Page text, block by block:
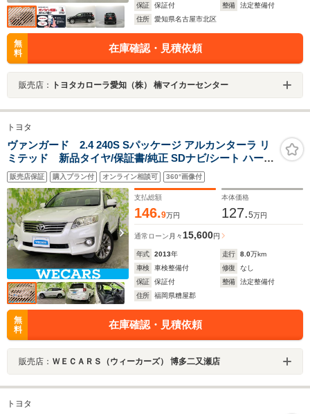
保証
保証付 整備
法定整備付
住所
愛知県名古屋市北区
無
料
在庫確認・見積依頼
販売店： トヨタカローラ愛知（株） 楠マイカーセンター
トヨタ
ヴァンガード 2.4 240S Sパッケージ アルカンターラ リ
ミテッド 新品タイヤ/保証書/純正 SDナビ/シート ハーフ
レザー/USBジャック/Bluetooth接続/ETC/EBD付ABS/横
滑り防止装置/トヨタセーフティセンス/フルセグTV/エア
バッグ 運転席
販売店保証 購入プラン付 オンライン相談可 360°画像付
支払総額
146.9万円
本体価格
127.5万円
通常ローン 月々 15,600円
年式 2013年 走行 8.0万km
車検
車検整備付 修復
なし
保証
保証付 整備
法定整備付
住所
福岡県糟屋郡
無
料
在庫確認・見積依頼
販売店： ＷＥＣＡＲＳ（ウィーカーズ） 博多二又瀬店
トヨタ